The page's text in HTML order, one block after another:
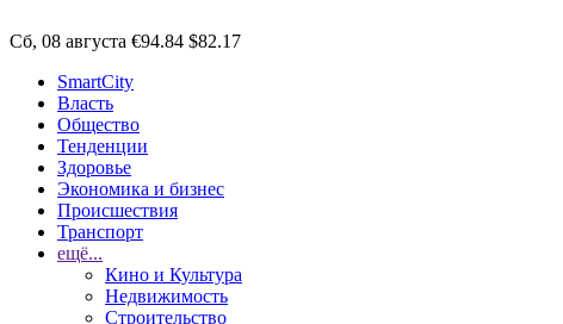
Сб, 08 августа €94.84 $82.17
SmartCity
Власть
Общество
Тенденции
Здоровье
Экономика и бизнес
Происшествия
Транспорт
ещё...
Кино и Культура
Недвижимость
Строительство